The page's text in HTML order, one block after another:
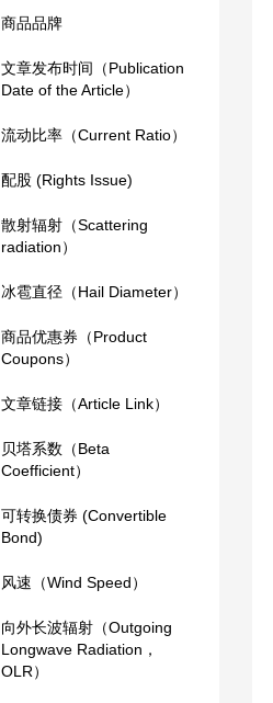
商品品牌
文章发布时间（Publication
Date of the Article）
流动比率（Current Ratio）
配股 (Rights Issue)
散射辐射（Scattering
radiation）
冰雹直径（Hail Diameter）
商品优惠券（Product
Coupons）
文章链接（Article Link）
贝塔系数（Beta
Coefficient）
可转换债券 (Convertible
Bond)
风速（Wind Speed）
向外长波辐射（Outgoing
Longwave Radiation，
OLR）